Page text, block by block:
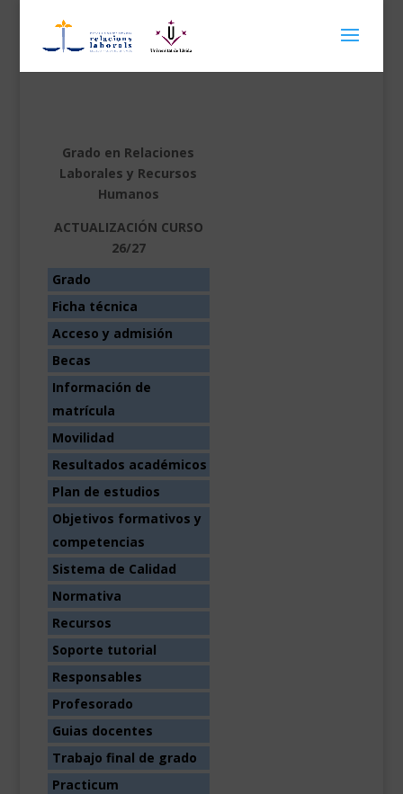
Grado en Relaciones
Laborales y Recursos
Humanos
ACTUALIZACIÓN CURSO
26/27
Grado
Ficha técnica
Acceso y admisión
Becas
Información de
matrícula
Movilidad
Resultados académicos
Plan de estudios
Objetivos formativos y
competencias
Sistema de Calidad
Normativa
Recursos
Soporte tutorial
Responsables
Profesorado
Guias docentes
Trabajo final de grado
Practicum